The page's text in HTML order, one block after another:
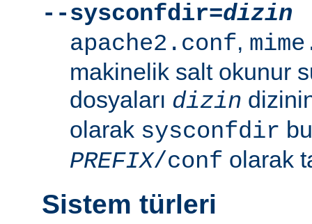
--sysconfdir=dizin
apache2.conf,
makinelik salt okunur
dosyaları dizin
olarak sysconfdir
PREFIX/conf olarak
Sistem türleri